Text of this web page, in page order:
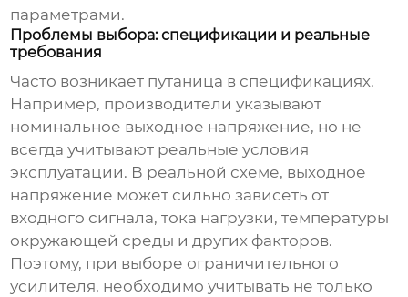
параметрами.
Проблемы выбора: спецификации и реальные
требования
Часто возникает путаница в спецификациях.
Например, производители указывают
номинальное выходное напряжение, но не
всегда учитывают реальные условия
эксплуатации. В реальной схеме, выходное
напряжение может сильно зависеть от
входного сигнала, тока нагрузки, температуры
окружающей среды и других факторов.
Поэтому, при выборе ограничительного
усилителя, необходимо учитывать не только